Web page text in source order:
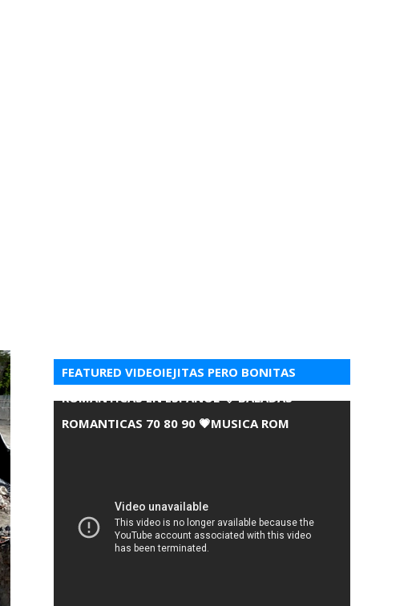
FEATURED VIDEOIEJITAS PERO BONITAS
ROMANTICAS EN ESPANOL 💘 BALADAS
ROMANTICAS 70 80 90 💗MUSICA ROM